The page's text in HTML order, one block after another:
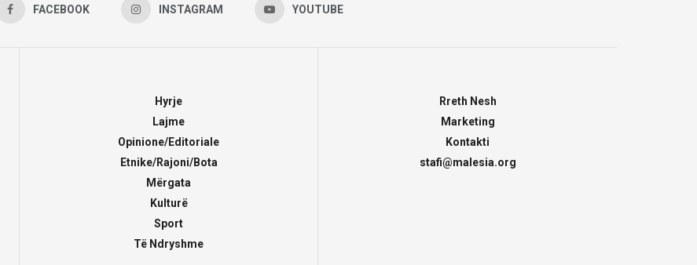
FACEBOOK INSTAGRAM YOUTUBE
Hyrje
Lajme
Opinione/Editoriale
Etnike/Rajoni/Bota
Mërgata
Kulturë
Sport
Të Ndryshme
Rreth Nesh
Marketing
Kontakti
stafi@malesia.org